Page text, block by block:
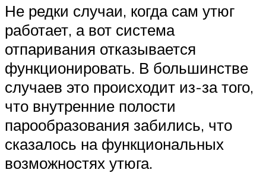
Не редки случаи, когда сам утюг
работает, а вот система
отпаривания отказывается
функционировать. В большинстве
случаев это происходит из-за того,
что внутренние полости
парообразования забились, что
сказалось на функциональных
возможностях утюга.